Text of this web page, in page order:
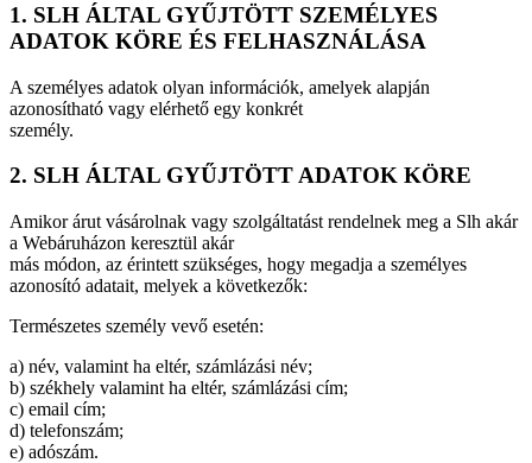
1. SLH ÁLTAL GYŰJTÖTT SZEMÉLYES
ADATOK KÖRE ÉS FELHASZNÁLÁSA
A személyes adatok olyan információk, amelyek alapján
azonosítható vagy elérhető egy konkrét
személy.
2. SLH ÁLTAL GYŰJTÖTT ADATOK KÖRE
Amikor árut vásárolnak vagy szolgáltatást rendelnek meg a Slh akár
a Webáruházon keresztül akár
más módon, az érintett szükséges, hogy megadja a személyes
azonosító adatait, melyek a következők:
Természetes személy vevő esetén:
a) név, valamint ha eltér, számlázási név;
b) székhely valamint ha eltér, számlázási cím;
c) email cím;
d) telefonszám;
e) adószám.